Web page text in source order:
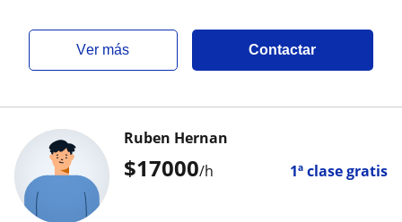
ver más Contactar
$17000/h 1ª clase gratis
Ruben Hernan